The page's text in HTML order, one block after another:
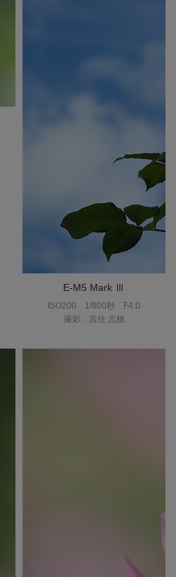
E-M5 Mark Ⅲ
ISO200 1/800秒
F4.0
撮影：吉住 志穂